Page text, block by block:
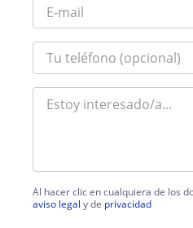
Al hacer clic en cualquiera de los
aviso legal y de privacidad